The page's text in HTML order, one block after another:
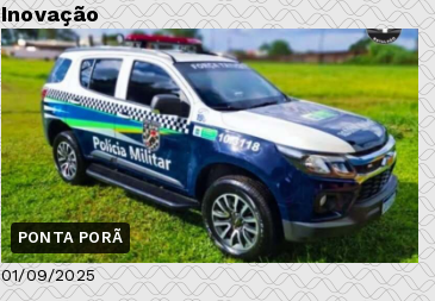
Inovação
PONTA PORÃ
01/09/2025